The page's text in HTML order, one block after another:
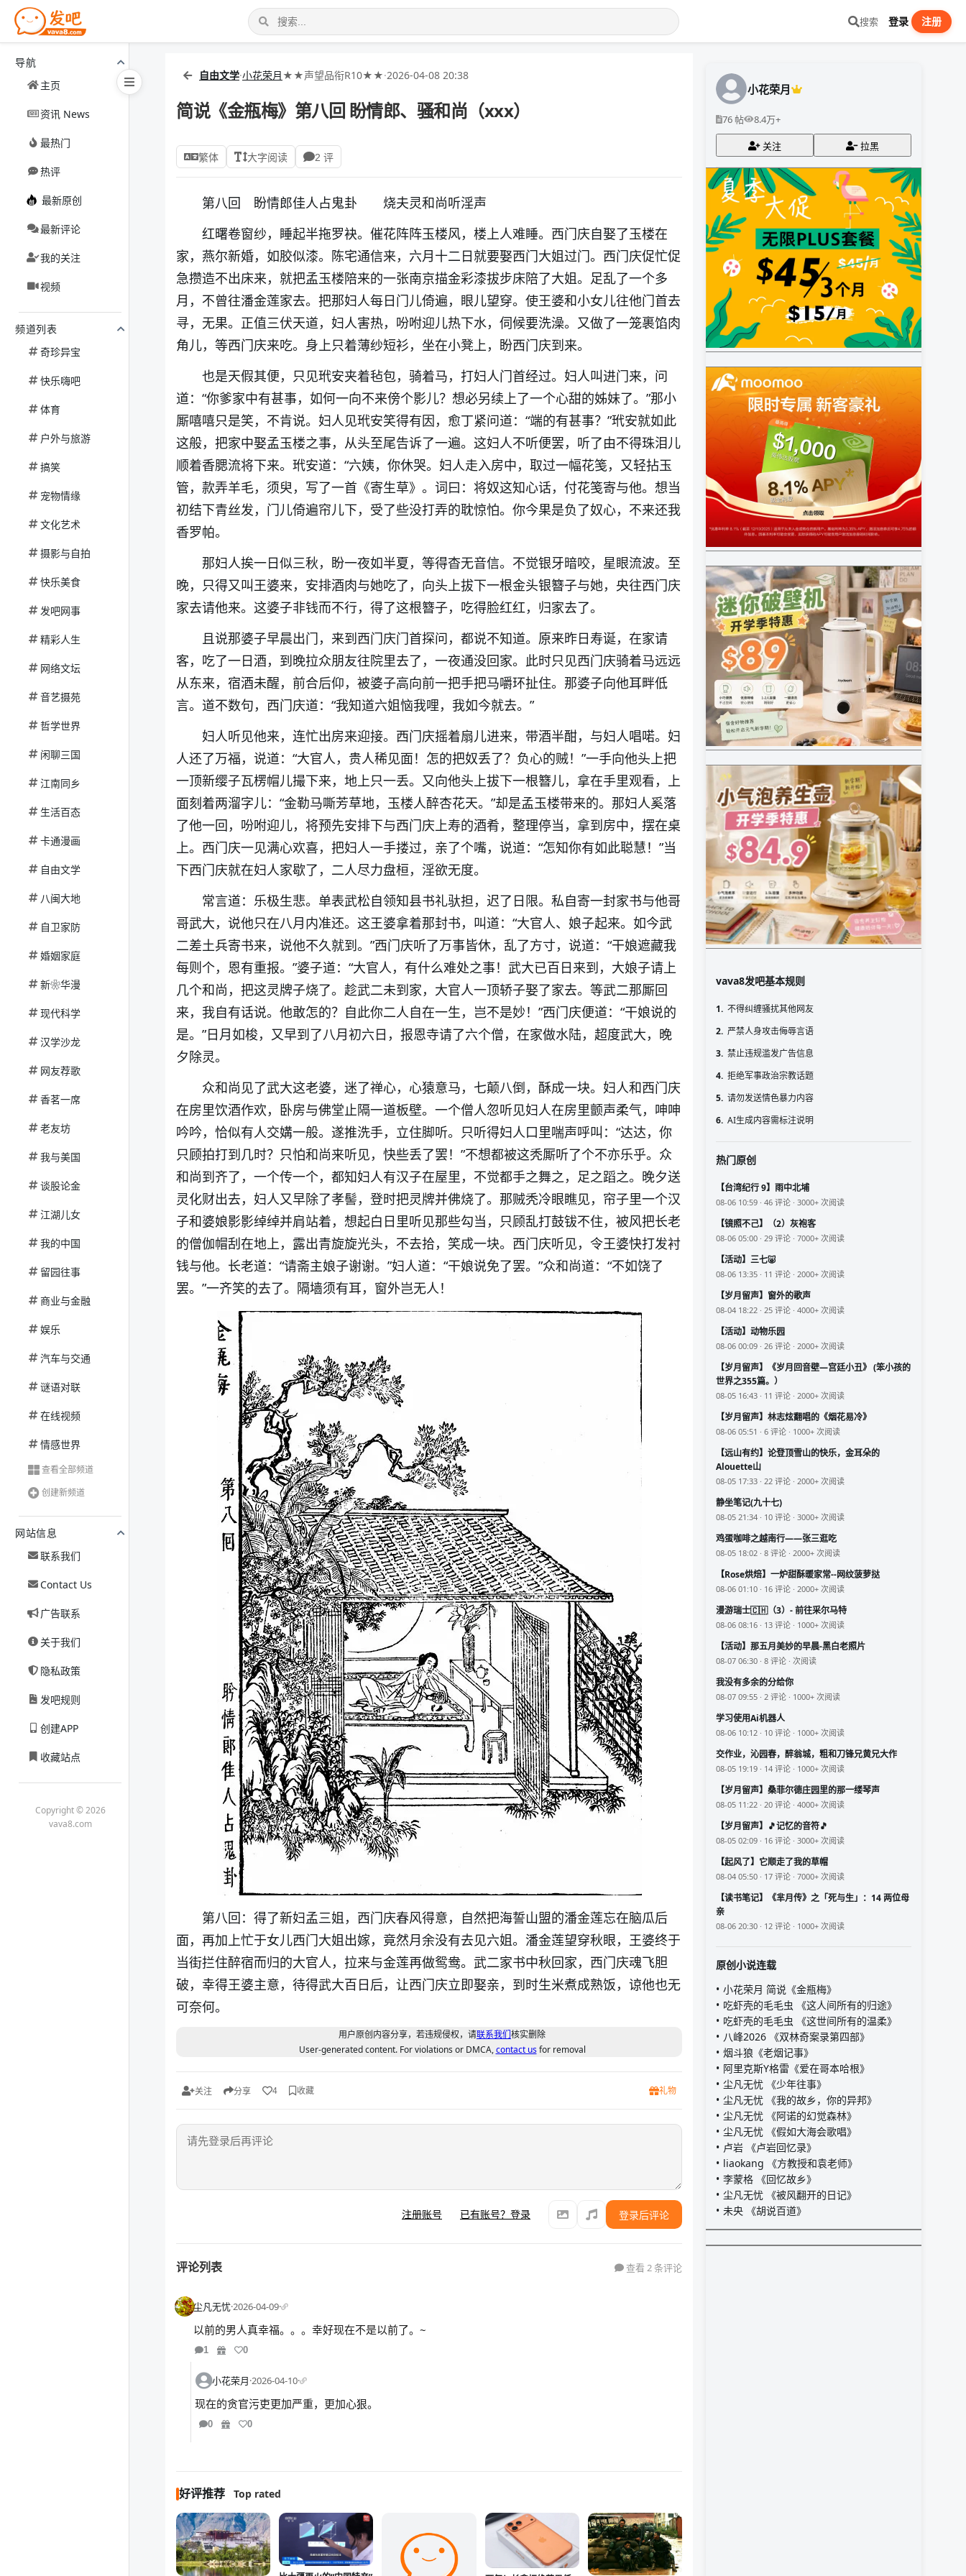
搜索 登录 注册
导航
主页
资讯 News
最热门
热评
最新原创
最新评论
我的关注
视频
频道列表
奇珍异宝
快乐嗨吧
体育
户外与旅游
搞笑
宠物情缘
文化艺术
摄影与自拍
快乐美食
发吧网事
精彩人生
网络文坛
音艺摄苑
哲学世界
闲聊三国
江南同乡
生活百态
卡通漫画
自由文学
八闽大地
自卫家防
婚姻家庭
新❀华漫
现代科学
汉学沙龙
网友荐歌
香茗一席
老友坊
我与美国
谈股论金
江湖儿女
我的中国
留园往事
商业与金融
娱乐
汽车与交通
谜语对联
在线视频
情感世界
查看全部频道
创建新频道
网站信息
联系我们
Contact Us
广告联系
关于我们
隐私政策
发吧规则
创建APP
收藏站点
Copyright © 2026
vava8.com
自由文学·小花荣月★★声望品衔R10★★·2026-04-08 20:38
简说《金瓶梅》第八回 盼情郎、骚和尚（xxx）
繁体 大字阅读 2 评
第八回 盼情郎佳人占鬼卦 烧夫灵和尚听淫声
红曙卷窗纱，睡起半拖罗袂。催花阵阵玉楼风，楼上人难睡。西门庆自娶了玉楼在
家，燕尔新婚，如胶似漆。陈宅通信来，六月十二日就要娶西门大姐过门。西门庆促忙促
急攒造不出床来，就把孟玉楼陪来的一张南京描金彩漆拔步床陪了大姐。足乱了一个多
月，不曾往潘金莲家去。把那妇人每日门儿倚遍，眼儿望穿。使王婆和小女儿往他门首去
寻，无果。正值三伏天道，妇人害热，吩咐迎儿热下水，伺候要洗澡。又做了一笼裹馅肉
角儿，等西门庆来吃。身上只着薄纱短衫，坐在小凳上，盼西门庆到来。
也是天假其便，只见玳安夹着毡包，骑着马，打妇人门首经过。妇人叫进门来，问
道：“你爹家中有甚事，如何一向不来傍个影儿？想必另续上了一个心甜的姊妹了。”那小
厮嘻嘻只是笑，不肯说。妇人见玳安笑得有因，愈丁紧问道：“端的有甚事？”玳安就如此
这般，把家中娶孟玉楼之事，从头至尾告诉了一遍。这妇人不听便罢，听了由不得珠泪儿
顺着香腮流将下来。玳安道：“六姨，你休哭。妇人走入房中，取过一幅花笺，又轻拈玉
管，款弄羊毛，须臾，写了一首《寄生草》。词曰：将奴这知心话，付花笺寄与他。想当
初结下青丝发，门儿倚遍帘儿下，受了些没打弄的耽惊怕。你今果是负了奴心，不来还我
香罗帕。
那妇人挨一日似三秋，盼一夜如半夏，等得杳无音信。不觉银牙暗咬，星眼流波。至
晚，只得又叫王婆来，安排酒肉与她吃了，向头上拔下一根金头银簪子与她，央往西门庆
家去请他来。这婆子非钱而不行，得了这根簪子，吃得脸红红，归家去了。
且说那婆子早晨出门，来到西门庆门首探问，都说不知道。原来昨日寿诞，在家请
客，吃了一日酒，到晚拉众朋友往院里去了，一夜通没回家。此时只见西门庆骑着马远远
从东来，宿酒未醒，前合后仰，被婆子高向前一把手把马嚼环扯住。那婆子向他耳畔低
言。道不数句，西门庆道：“我知道六姐恼我哩，我如今就去。”
妇人听见他来，连忙出房来迎接。西门庆摇着扇儿进来，带酒半酣，与妇人唱喏。妇
人还了万福，说道：“大官人，贵人稀见面！怎的把奴丢了？负心的贼！”一手向他头上把
一顶新缨子瓦楞帽儿撮下来，地上只一丢。又向他头上拔下一根簪儿，拿在手里观看，上
面刻着两溜字儿：“金勒马嘶芳草地，玉楼人醉杏花天。”却是孟玉楼带来的。那妇人奚落
了他一回，吩咐迎儿，将预先安排下与西门庆上寿的酒肴，整理停当，拿到房中，摆在桌
上。西门庆一见满心欢喜，把妇人一手搂过，亲了个嘴，说道：“怎知你有如此聪慧！”当
下西门庆就在妇人家歇了，二人尽力盘桓，淫欲无度。
常言道：乐极生悲。单表武松自领知县书礼驮担，迟了日限。私自寄一封家书与他哥
哥武大，说他只在八月内准还。这王婆拿着那封书，叫道：“大官人、娘子起来。如今武
二差土兵寄书来，说他不久就到。”西门庆听了万事皆休，乱了方寸，说道：“干娘遮藏我
每则个，恩有重报。”婆子道：“大官人，有什么难处之事！武大已百日来到，大娘子请上
几个和尚，把这灵牌子烧了。趁武二未到家，大官人一顶轿子娶了家去。等武二那厮回
来，我自有话说。他敢怎的？自此你二人自在一生，岂不是妙！”西门庆便道：“干娘说的
是。”日月如梭，又早到了八月初六日，报恩寺请了六个僧，在家做水陆，超度武大，晚
夕除灵。
众和尚见了武大这老婆，迷了禅心，心猿意马，七颠八倒，酥成一块。妇人和西门庆
在房里饮酒作欢，卧房与佛堂止隔一道板壁。一个僧人忽听见妇人在房里颤声柔气，呻呻
吟吟，恰似有人交媾一般。遂推洗手，立住脚听。只听得妇人口里喘声呼叫：“达达，你
只顾拍打到几时？只怕和尚来听见，快些丢了罢！”不想都被这秃厮听了个不亦乐乎。众
和尚到齐了，一个传一个，都知妇人有汉子在屋里，不觉都手之舞之，足之蹈之。晚夕送
灵化财出去，妇人又早除了孝髻，登时把灵牌并佛烧了。那贼秃冷眼瞧见，帘子里一个汉
子和婆娘影影绰绰并肩站着，想起白日里听见那些勾当，只顾乱打鼓钹不住，被风把长老
的僧伽帽刮在地上，露出青旋旋光头，不去拾，笑成一块。西门庆听见，令王婆快打发衬
钱与他。长老道：“请斋主娘子谢谢。”妇人道：“干娘说免了罢。”众和尚道：“不如饶了
罢。”一齐笑的去了。隔墙须有耳，窗外岂无人！
第八回：得了新妇孟三姐，西门庆春风得意，自然把海誓山盟的潘金莲忘在脑瓜后
面，再加上忙于女儿西门大姐出嫁，竟然月余没有去见六姐。潘金莲望穿秋眼，王婆终于
当街拦住醉宿而归的大官人，拉来与金莲再做鸳鸯。武二家书中秋回家，西门庆魂飞胆
破，幸得王婆主意，待得武大百日后，让西门庆立即娶亲，到时生米煮成熟饭，谅他也无
可奈何。
用户原创内容分享，若违规侵权，请联系我们核实删除
User-generated content. For violations or DMCA,contact usfor removal
关注 分享 4 收藏 礼物
注册账号 已有账号？登录 登录后评论
评论列表 查看 2 条评论
尘凡无忧·2026-04-09·
以前的男人真幸福。。。幸好现在不是以前了。~
1 0
小花荣月·2026-04-10·
现在的贪官污吏更加严重，更加心狠。
0 0
好评推荐 Top rated
小花荣月
76 帖 8.4万+
关注 拉黑
vava8发吧基本规则
1. 不得纠缠骚扰其他网友
2. 严禁人身攻击侮辱言语
3. 禁止违规滥发广告信息
4. 拒绝军事政治宗教话题
5. 请勿发送情色暴力内容
6. AI生成内容需标注说明
热门原创
【台湾纪行 9】雨中北埔
08-06 10:59 · 46 评论 · 3000+ 次阅读
【镜照不己】（2）灰袍客
08-06 05:00 · 29 评论 · 7000+ 次阅读
【活动】三七🐷
08-06 13:35 · 11 评论 · 2000+ 次阅读
【岁月留声】窗外的歌声
08-04 18:22 · 25 评论 · 4000+ 次阅读
【活动】动物乐园
08-06 00:09 · 26 评论 · 2000+ 次阅读
【岁月留声】《岁月回音壁—宫廷小丑》 (笨小孩的
世界之355篇。）
08-05 16:43 · 11 评论 · 2000+ 次阅读
【岁月留声】林志炫翻唱的《烟花易冷》
08-06 05:51 · 6 评论 · 1000+ 次阅读
【远山有约】论登顶雪山的快乐，金耳朵的
Alouette山
08-05 17:33 · 22 评论 · 2000+ 次阅读
静坐笔记(九十七)
08-05 21:34 · 10 评论 · 3000+ 次阅读
鸡蛋咖啡之越南行——张三逛吃
08-05 18:02 · 8 评论 · 2000+ 次阅读
【Rose烘焙】一炉甜酥暖家常--网纹菠萝挞
08-06 01:10 · 16 评论 · 2000+ 次阅读
漫游瑞士🇨🇭（3）- 前往采尔马特
08-06 08:16 · 13 评论 · 1000+ 次阅读
【活动】那五月美妙的早晨-黑白老照片
08-07 06:30 · 8 评论 · 次阅读
我没有多余的分给你
08-07 09:55 · 2 评论 · 1000+ 次阅读
学习使用Ai机器人
08-06 10:12 · 10 评论 · 1000+ 次阅读
交作业，沁园春，醉翁城，粗和刀锋兄黄兄大作
08-05 19:19 · 14 评论 · 1000+ 次阅读
【岁月留声】桑菲尔德庄园里的那一缕琴声
08-05 11:22 · 20 评论 · 4000+ 次阅读
【岁月留声】🎵记忆的音符🎵
08-05 02:09 · 16 评论 · 3000+ 次阅读
【起风了】它顺走了我的草帽
08-04 05:50 · 17 评论 · 7000+ 次阅读
【读书笔记】《芈月传》之「死与生」：14 两位母
亲
08-06 20:30 · 12 评论 · 1000+ 次阅读
原创小说连载
小花荣月 简说《金瓶梅》
吃虾壳的毛毛虫 《这人间所有的归途》
吃虾壳的毛毛虫 《这世间所有的温柔》
八峰2026 《双林奇案录第四部》
烟斗狼《老烟记事》
阿里克斯Y格雷《爱在哥本哈根》
尘凡无忧 《少年往事》
尘凡无忧 《我的故乡，你的异邦》
尘凡无忧 《阿诺的幻觉森林》
尘凡无忧 《假如大海会歌唱》
卢岩 《卢岩回忆录》
liaokang 《方教授和袁老师》
李蒙格 《回忆故乡》
尘凡无忧 《被风翻开的日记》
未央 《胡说百道》